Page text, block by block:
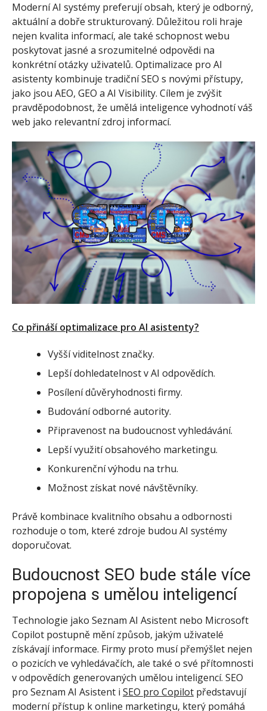
Moderní AI systémy preferují obsah, který je odborný,
aktuální a dobře strukturovaný. Důležitou roli hraje
nejen kvalita informací, ale také schopnost webu
poskytovat jasné a srozumitelné odpovědi na
konkrétní otázky uživatelů. Optimalizace pro AI
asistenty kombinuje tradiční SEO s novými přístupy,
jako jsou AEO, GEO a AI Visibility. Cílem je zvýšit
pravděpodobnost, že umělá inteligence vyhodnotí váš
web jako relevantní zdroj informací.
Co přináší optimalizace pro AI asistenty?
Vyšší viditelnost značky.
Lepší dohledatelnost v AI odpovědích.
Posílení důvěryhodnosti firmy.
Budování odborné autority.
Připravenost na budoucnost vyhledávání.
Lepší využití obsahového marketingu.
Konkurenční výhodu na trhu.
Možnost získat nové návštěvníky.
Právě kombinace kvalitního obsahu a odbornosti
rozhoduje o tom, které zdroje budou AI systémy
doporučovat.
Budoucnost SEO bude stále více
propojena s umělou inteligencí
Technologie jako Seznam AI Asistent nebo Microsoft
Copilot postupně mění způsob, jakým uživatelé
získávají informace. Firmy proto musí přemýšlet nejen
o pozicích ve vyhledávačích, ale také o své přítomnosti
v odpovědích generovaných umělou inteligencí. SEO
pro Seznam AI Asistent i SEO pro Copilot představují
moderní přístup k online marketingu, který pomáhá